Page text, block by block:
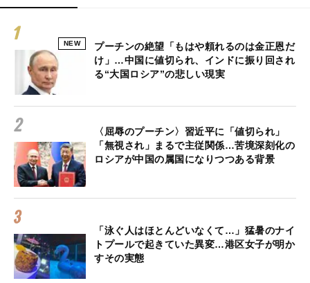
NEW
プーチンの絶望「もはや頼れるのは金正恩だ
け」…中国に値切られ、インドに振り回され
る“大国ロシア”の悲しい現実
〈屈辱のプーチン〉習近平に「値切られ」
「無視され」まるで主従関係…苦境深刻化の
ロシアが中国の属国になりつつある背景
「泳ぐ人はほとんどいなくて…」猛暑のナイ
トプールで起きていた異変…港区女子が明か
すその実態